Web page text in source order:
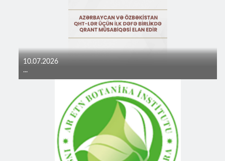
10.07.2026
...